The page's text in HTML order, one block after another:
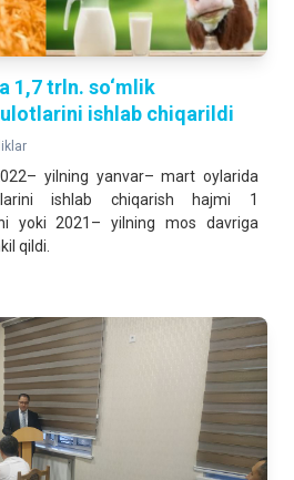
1,7 trln. so‘mlik
ishlab chiqarildi
yilning yanvar– mart oylarida
ishlab chiqarish hajmi 1
yoki 2021– yilning mos davriga
qildi.